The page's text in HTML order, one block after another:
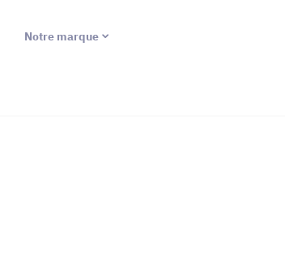
Notre marque